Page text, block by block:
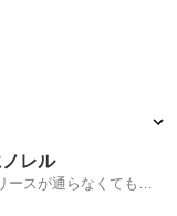
レル
ースが通らなくてもク